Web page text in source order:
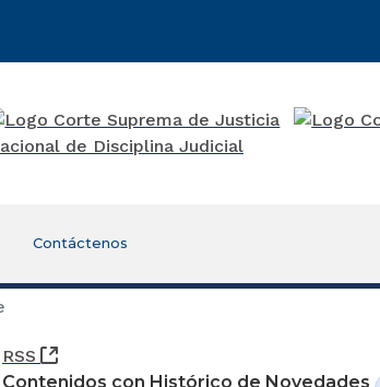
Contáctenos
RSS
(Abre una nueva ventana)
Contenidos con Histórico de Novedades